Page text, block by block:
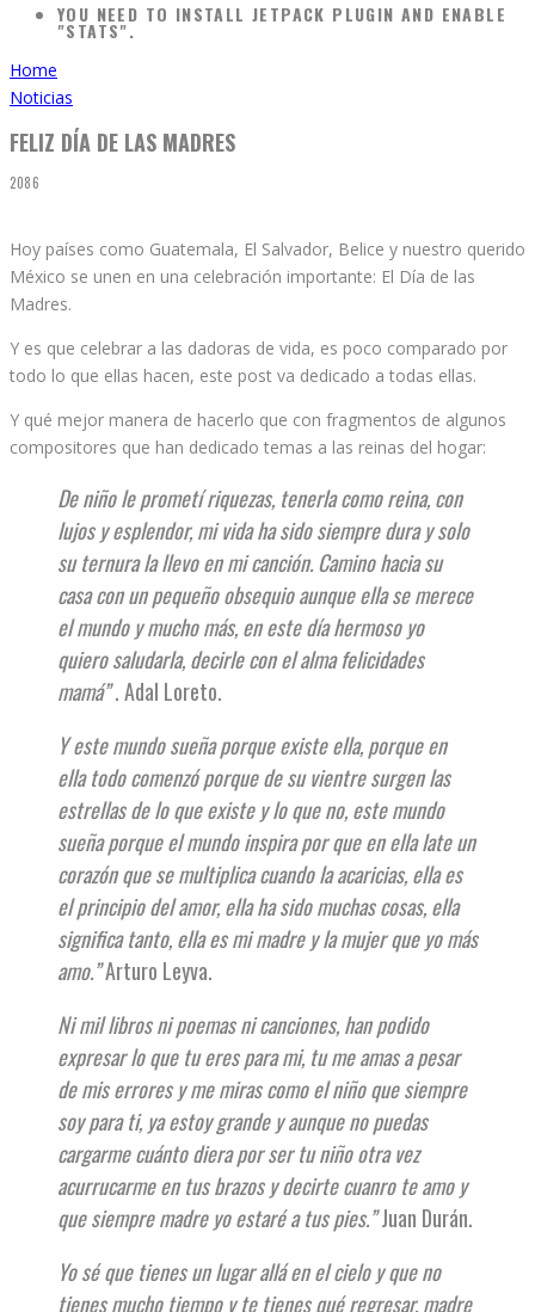
YOU NEED TO INSTALL JETPACK PLUGIN AND ENABLE
"STATS".
Home
Noticias
FELIZ DÍA DE LAS MADRES
2086
Hoy países como Guatemala, El Salvador, Belice y nuestro querido
México se unen en una celebración importante: El Día de las
Madres.
Y es que celebrar a las dadoras de vida, es poco comparado por
todo lo que ellas hacen, este post va dedicado a todas ellas.
Y qué mejor manera de hacerlo que con fragmentos de algunos
compositores que han dedicado temas a las reinas del hogar:
De niño le prometí riquezas, tenerla como reina, con
lujos y esplendor, mi vida ha sido siempre dura y solo
su ternura la llevo en mi canción. Camino hacia su
casa con un pequeño obsequio aunque ella se merece
el mundo y mucho más, en este día hermoso yo
quiero saludarla, decirle con el alma felicidades
mamá”. Adal Loreto.
Y este mundo sueña porque existe ella, porque en
ella todo comenzó porque de su vientre surgen las
estrellas de lo que existe y lo que no, este mundo
sueña porque el mundo inspira por que en ella late un
corazón que se multiplica cuando la acaricias, ella es
el principio del amor, ella ha sido muchas cosas, ella
significa tanto, ella es mi madre y la mujer que yo más
amo.”Arturo Leyva.
Ni mil libros ni poemas ni canciones, han podido
expresar lo que tu eres para mi, tu me amas a pesar
de mis errores y me miras como el niño que siempre
soy para ti, ya estoy grande y aunque no puedas
cargarme cuánto diera por ser tu niño otra vez
acurrucarme en tus brazos y decirte cuanro te amo y
que siempre madre yo estaré a tus pies.”Juan Durán.
Yo sé que tienes un lugar allá en el cielo y que no
tienes mucho tiempo y te tienes qué regresar, madre